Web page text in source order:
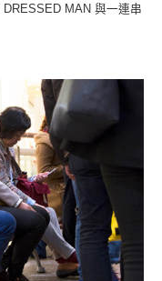
MAN 與一連串